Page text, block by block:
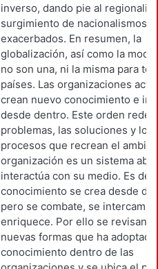
inverso, dando pie al
surgimiento de nacionalismos
exacerbados. En resumen, la
globalización, así como la
no son una, ni la misma para
países. Las organizaciones
crean nuevo conocimiento e
desde dentro. Este orden
problemas, las soluciones y los
procesos que recrean el
organización es un sistema
interactúa con su medio. Es
conocimiento se crea desde
pero se combate, se
enriquece. Por ello se revisan
nuevas formas que ha
conocimiento dentro de las